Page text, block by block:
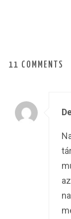
11 COMMENTS